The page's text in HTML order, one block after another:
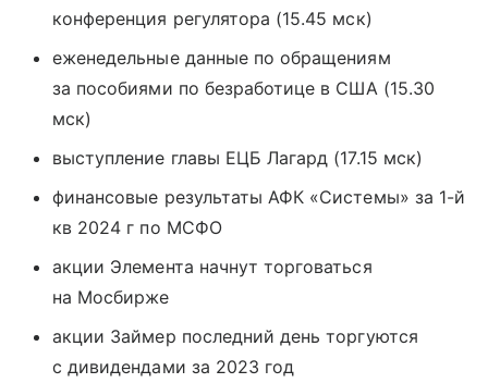
конференция регулятора (15.45 мск)
еженедельные данные по обращениям
за пособиями по безработице в США (15.30
мск)
выступление главы ЕЦБ Лагард (17.15 мск)
финансовые результаты АФК «Системы» за 1-й
кв 2024 г по МСФО
акции Элемента начнут торговаться
на Мосбирже
акции Займер последний день торгуются
с дивидендами за 2023 год